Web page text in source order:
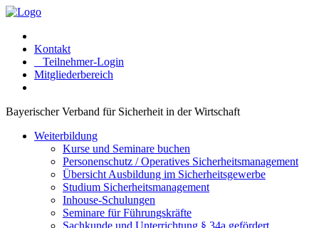
Kontakt
Teilnehmer-Login
Mitgliederbereich
Bayerischer Verband für Sicherheit in der Wirtschaft
Weiterbildung
Kurse und Seminare buchen
Personenschutz / Operatives Sicherheitsmanagement
Übersicht Ausbildung im Sicherheitsgewerbe
Studium Sicherheitsmanagement
Inhouse-Schulungen
Seminare für Führungskräfte
Sachkunde und Unterrichtung § 34a gefördert